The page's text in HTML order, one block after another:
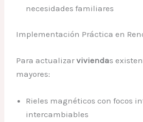
necesidades familiares
Implementación Práctica en
Para actualizarviviendas
mayores:
Rieles magnéticos con focos
intercambiables